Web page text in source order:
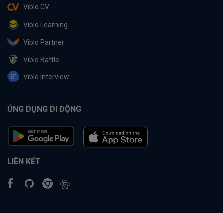
Viblo CV
Viblo Learning
Viblo Partner
Viblo Battle
Viblo Interview
ỨNG DỤNG DI ĐỘNG
LIÊN KẾT